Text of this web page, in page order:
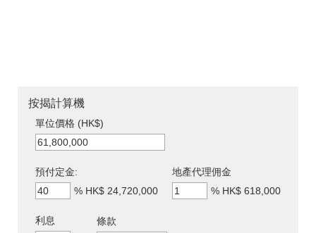
按揭計算機
單位價格 (HK$)
預付定金:
% HK$ 24,720,000
地產代理佣金
% HK$ 618,000
利息
條款